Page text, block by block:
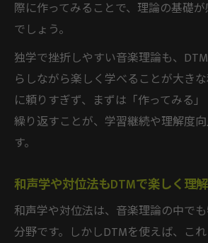
際に作ってみることで、理論の基礎
でしょう。
独学で挫折しやすい音楽理論も、
らしながら楽しく学べることが大き
に頼りすぎず、まずは「作ってみる
繰り返すことが、学習継続や理解度
す。
和声学や対位法もDTMで楽しく理
和声学や対位法は、音楽理論の中で
分野です。しかしDTMを使えば、こ